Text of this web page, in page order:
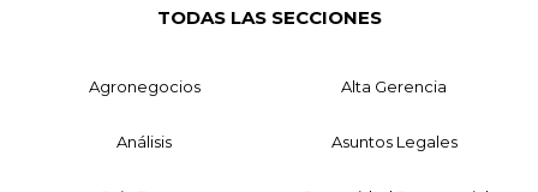
TODAS LAS SECCIONES
Agronegocios Alta Gerencia
Análisis Asuntos Legales